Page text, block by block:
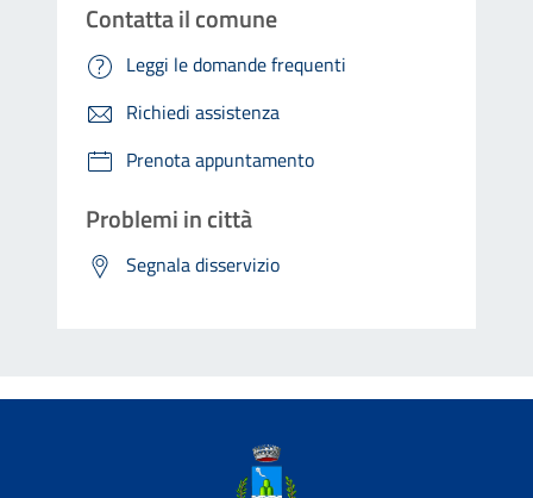
Contatta il comune
Leggi le domande frequenti
Richiedi assistenza
Prenota appuntamento
Problemi in città
Segnala disservizio